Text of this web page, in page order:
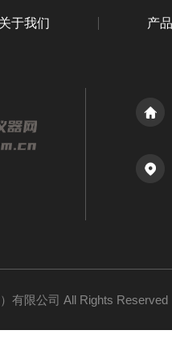
关于我们 产
）有限公司 All Rights